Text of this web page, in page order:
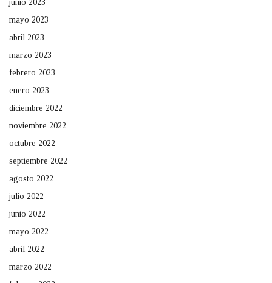
junio 2023
mayo 2023
abril 2023
marzo 2023
febrero 2023
enero 2023
diciembre 2022
noviembre 2022
octubre 2022
septiembre 2022
agosto 2022
julio 2022
junio 2022
mayo 2022
abril 2022
marzo 2022